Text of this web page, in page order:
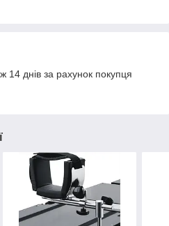
14 днів за рахунок покупця